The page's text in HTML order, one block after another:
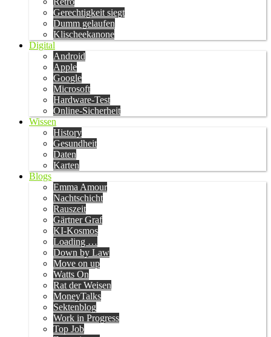
Gerechtigkeit siegt
Dumm gelaufen
Klischeekanone
Digital
Android
Apple
Google
Microsoft
Hardware-Test
Online-Sicherheit
Wissen
History
Gesundheit
Daten
Karten
Blogs
Emma Amour
Nachtschicht
Rauszeit
Gärtner Graf
KI-Kosmos
Loading …
Down by Law
Move on up
Watts On
Rat der Weisen
MoneyTalks
Sektenblog
Work in Progress
Top Job